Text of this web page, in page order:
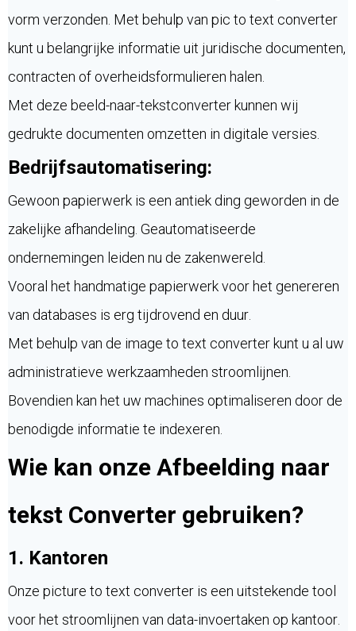
vorm verzonden. Met behulp van pic to text converter
kunt u belangrijke informatie uit juridische documenten,
contracten of overheidsformulieren halen.
Met deze beeld-naar-tekstconverter kunnen wij
gedrukte documenten omzetten in digitale versies.
Bedrijfsautomatisering:
Gewoon papierwerk is een antiek ding geworden in de
zakelijke afhandeling. Geautomatiseerde
ondernemingen leiden nu de zakenwereld.
Vooral het handmatige papierwerk voor het genereren
van databases is erg tijdrovend en duur.
Met behulp van de image to text converter kunt u al uw
administratieve werkzaamheden stroomlijnen.
Bovendien kan het uw machines optimaliseren door de
benodigde informatie te indexeren.
Wie kan onze Afbeelding naar
tekst Converter gebruiken?
1. Kantoren
Onze picture to text converter is een uitstekende tool
voor het stroomlijnen van data-invoertaken op kantoor.